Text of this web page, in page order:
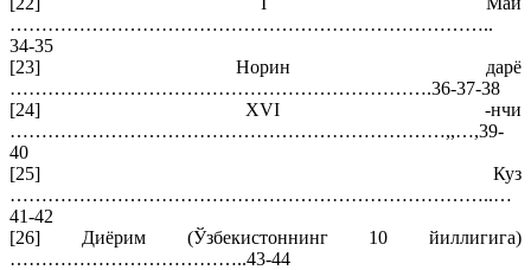
…………………………………………………………………..
34-35
[23] Норин дарё
………………………………………………………….36-37-38
[24] XVI -нчи
……………………………………………………………,,…,39-
40
[25] Куз
…………………………………………………………………..…
41-42
[26] Диёрим (Ўзбекистоннинг 10 йиллигига)
………………………………..43-44